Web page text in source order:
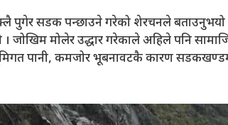
पुगेर सडक पन्छाउने गरेको शेरचनले
। जोखिम मोलेर उद्धार गरेकाले अहिले पनि
पानी, कमजोर भूबनावटकै कारण